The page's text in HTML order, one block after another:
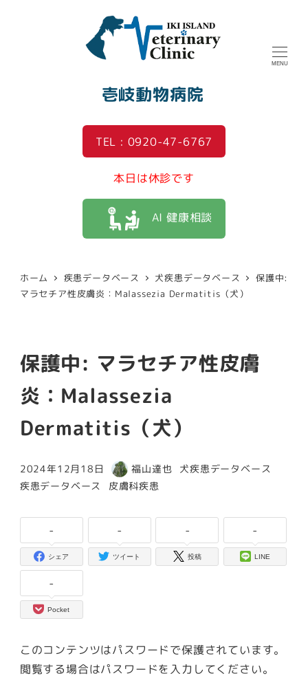
壱岐動物病院
MENU
TEL : 0920-47-6767
本日は休診です
AI 健康相談
ホーム 疾患データベース 犬疾患データベース
保護中:
マラセチア性皮膚炎：Malassezia Dermatitis（犬）
保護中: マラセチア性皮膚
炎：Malassezia
Dermatitis（犬）
投稿日
2024年12月18日
著
者
福山達也 カテゴリー
犬疾患データベース
カテゴリー
疾患データベース カテゴリー
皮膚科疾患
-
シェア
-
ツイート
-
投稿
-
LINE
-
Pocket
このコンテンツはパスワードで保護されています。
閲覧する場合はパスワードを入力してください。